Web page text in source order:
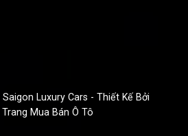
Saigon Luxury Cars -Thiết Kế Bởi
Mua Bán Ô Tô